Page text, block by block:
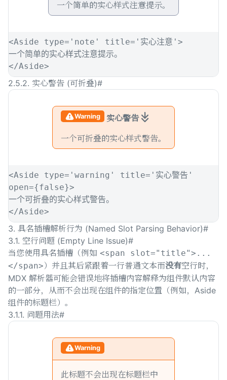
一个简单的实心样式注意提示。
<Aside type= ' note ' title= ' 实心注意 ' >
一个简单的实心样式注意提示。
</Aside>
2.5.2. 实心警告 (可折叠)#
Warning
实心警告
一个可折叠的实心样式警告。
<Aside type= ' warning ' title= ' 实心警告 '
open={false}>
一个可折叠的实心样式警告。
</Aside>
3. 具名插槽解析行为 (Named Slot Parsing Behavior)#
3.1. 空行问题 (Empty Line Issue)#
当您使用具名插槽（例如 <span slot="title">...
</span>）并且其后紧跟着一行普通文本而没有空行时，
MDX 解析器可能会错误地将插槽内容解释为组件默认内容
的一部分，从而不会出现在组件的指定位置（例如，Aside
组件的标题栏）。
3.1.1. 问题用法#
Warning
此标题不会出现在标题栏中